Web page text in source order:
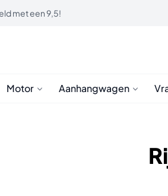
met een 9,5!
Motor Aanhangwagen